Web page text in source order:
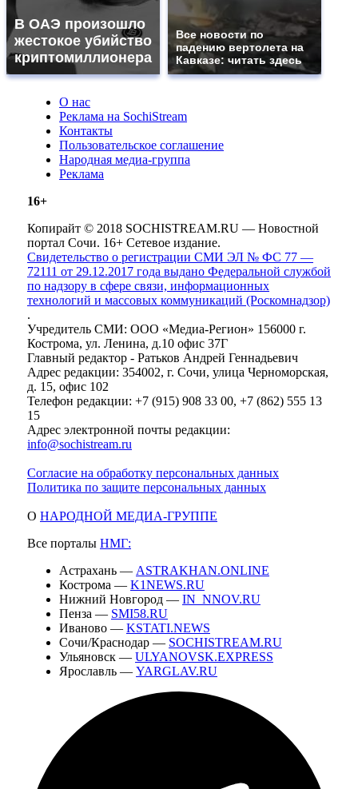
В ОАЭ произошло
жестокое убийство
криптомиллионера
Все новости по
падению вертолета на
Кавказе: читать здесь
О нас
Реклама на SochiStream
Контакты
Пользовательское соглашение
Народная медиа-группа
Реклама
16+
Копирайт © 2018 SOCHISTREAM.RU — Новостной
портал Сочи. 16+ Сетевое издание.
Свидетельство о регистрации СМИ ЭЛ № ФС 77 —
72111 от 29.12.2017 года выдано Федеральной службой
по надзору в сфере связи, информационных
технологий и массовых коммуникаций (Роскомнадзор)
.
Учредитель СМИ: ООО «Медиа-Регион» 156000 г.
Кострома, ул. Ленина, д.10 офис 37Г
Главный редактор - Ратьков Андрей Геннадьевич
Адрес редакции: 354002, г. Сочи, улица Черноморская,
д. 15, офис 102
Телефон редакции: +7 (915) 908 33 00, +7 (862) 555 13
15
Адрес электронной почты редакции:
info@sochistream.ru
Согласие на обработку персональных данных
Политика по защите персональных данных
О НАРОДНОЙ МЕДИА-ГРУППЕ
Все порталы НМГ:
Астрахань — ASTRAKHAN.ONLINE
Кострома — K1NEWS.RU
Нижний Новгород — IN_NNOV.RU
Пенза — SMI58.RU
Иваново — KSTATI.NEWS
Сочи/Краснодар — SOCHISTREAM.RU
Ульяновск — ULYANOVSK.EXPRESS
Ярославль — YARGLAV.RU